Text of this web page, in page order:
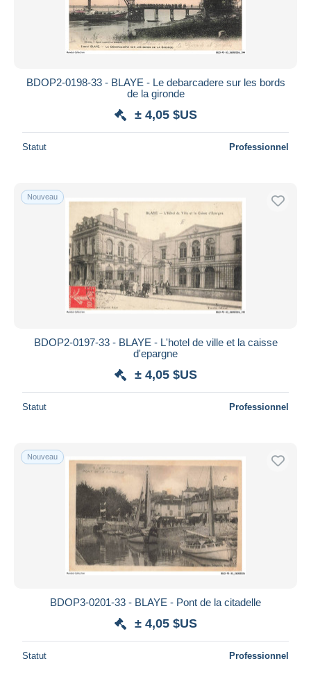
BDOP2-0198-33 - BLAYE - Le debarcadere sur les bords
de la gironde
± 4,05 $US
Statut Professionnel
Nouveau
BDOP2-0197-33 - BLAYE - L'hotel de ville et la caisse
d'epargne
± 4,05 $US
Statut Professionnel
Nouveau
BDOP3-0201-33 - BLAYE - Pont de la citadelle
± 4,05 $US
Statut Professionnel